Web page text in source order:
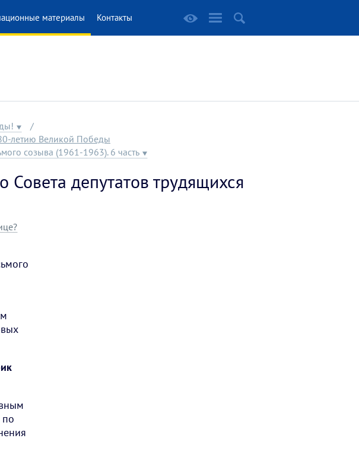
материалы Контакты
летию Великой Победы
созыва (1961-1963). 6 часть
Совета депутатов трудящихся